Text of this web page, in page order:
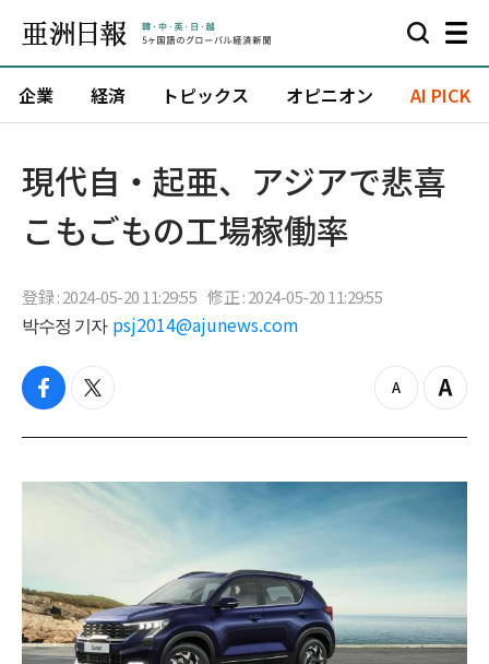
企業 経済 トピックス オピニオン AI PICK
現代自・起亜、アジアで悲喜
こもごもの工場稼働率
登録 : 2024-05-20 11:29:55 修正 : 2024-05-20 11:29:55
박수정 기자 psj2014@ajunews.com
f
c
b
t
i
t
e
z
o
o
Z
o
i